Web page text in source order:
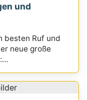
und
besten Ruf und
neue große